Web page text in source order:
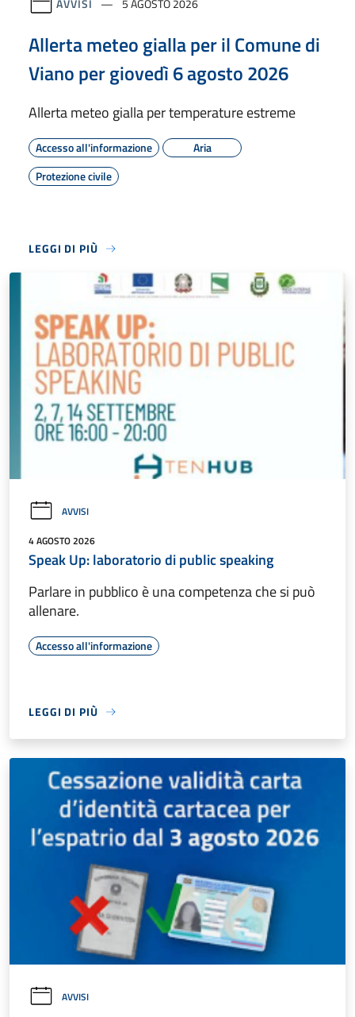
Allerta meteo gialla per il Comune di
Viano per giovedì 6 agosto 2026
Allerta meteo gialla per temperature estreme
Accesso all'informazione
Aria
Protezione civile
LEGGI DI PIÙ
AVVISI
4 AGOSTO 2026
Speak Up: laboratorio di public speaking
Parlare in pubblico è una competenza che si può
allenare.
Accesso all'informazione
LEGGI DI PIÙ
AVVISI